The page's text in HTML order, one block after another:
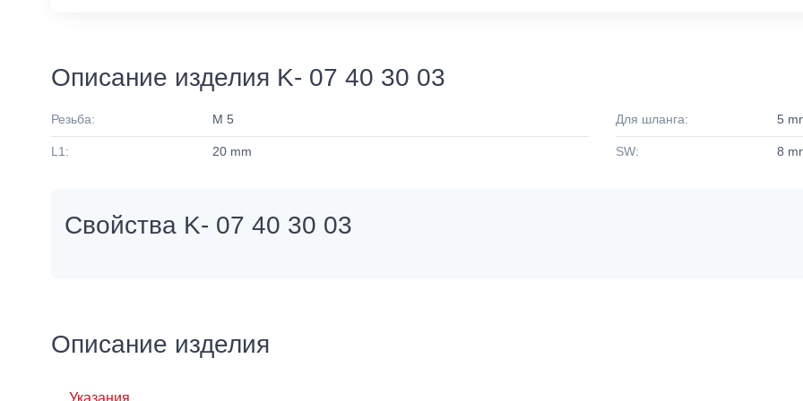
Описание изделия K- 07 40 30 03
Резьба: M 5
L1: 20 mm
Для шланга: 5
SW: 8
Свойства K- 07 40 30 03
Описание изделия
Указания